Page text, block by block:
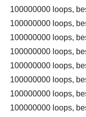
100000000 loops,
100000000 loops,
100000000 loops,
100000000 loops,
100000000 loops,
100000000 loops,
100000000 loops,
100000000 loops,